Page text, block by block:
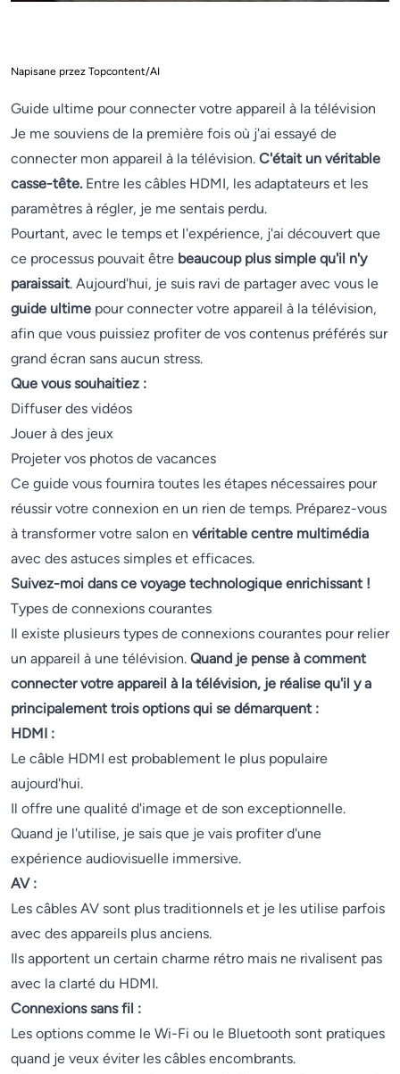
Napisane przez Topcontent/AI
Guide ultime pour connecter votre appareil à la télévision
Je me souviens de la première fois où j'ai essayé de
connecter mon appareil à la télévision. C'était un véritable
casse-tête. Entre les câbles HDMI, les adaptateurs et les
paramètres à régler, je me sentais perdu.
Pourtant, avec le temps et l'expérience, j'ai découvert que
ce processus pouvait être beaucoup plus simple qu'il n'y
paraissait. Aujourd'hui, je suis ravi de partager avec vous le
guide ultime pour connecter votre appareil à la télévision,
afin que vous puissiez profiter de vos contenus préférés sur
grand écran sans aucun stress.
Que vous souhaitiez :
Diffuser des vidéos
Jouer à des jeux
Projeter vos photos de vacances
Ce guide vous fournira toutes les étapes nécessaires pour
réussir votre connexion en un rien de temps. Préparez-vous
à transformer votre salon en véritable centre multimédia
avec des astuces simples et efficaces.
Suivez-moi dans ce voyage technologique enrichissant !
Types de connexions courantes
Il existe plusieurs types de connexions courantes pour relier
un appareil à une télévision. Quand je pense à comment
connecter votre appareil à la télévision, je réalise qu'il y a
principalement trois options qui se démarquent :
HDMI :
Le câble HDMI est probablement le plus populaire
aujourd'hui.
Il offre une qualité d'image et de son exceptionnelle.
Quand je l'utilise, je sais que je vais profiter d'une
expérience audiovisuelle immersive.
AV :
Les câbles AV sont plus traditionnels et je les utilise parfois
avec des appareils plus anciens.
Ils apportent un certain charme rétro mais ne rivalisent pas
avec la clarté du HDMI.
Connexions sans fil :
Les options comme le Wi-Fi ou le Bluetooth sont pratiques
quand je veux éviter les câbles encombrants.